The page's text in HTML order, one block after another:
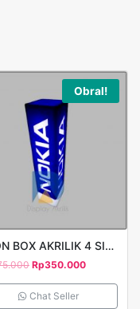
Obral!
NEON BOX AKRILIK 4 SISI 9x9x40cm TIMBUL STAND NOKIA 2
Rp350.000
Chat Seller